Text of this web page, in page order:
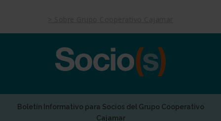
main
Boletín Informativo para Socios del Grupo Cooperativo
Cajamar